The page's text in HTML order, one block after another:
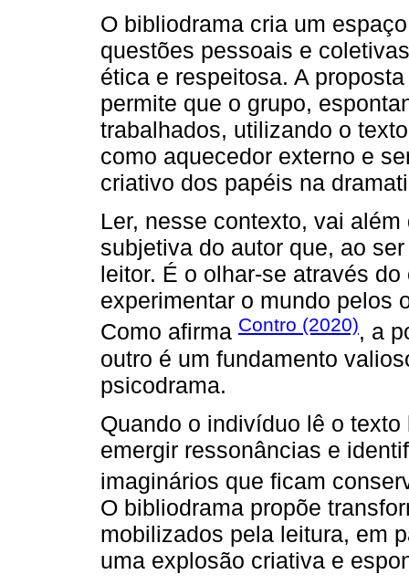
O bibliodrama cria um
questões pessoais e
ética e respeitosa. A
permite que o grupo,
trabalhados, utilizando o
como aquecedor externo e
criativo dos papéis na
Ler, nesse contexto, vai
subjetiva do autor que, ao
leitor. É o olhar-se através
experimentar o mundo pelos
Como afirma Contro (2020), a
outro é um fundamento
psicodrama.
Quando o indivíduo lê o
emergir ressonâncias e
imaginários que ficam
O bibliodrama propõe
mobilizados pela leitura, em
uma explosão criativa e